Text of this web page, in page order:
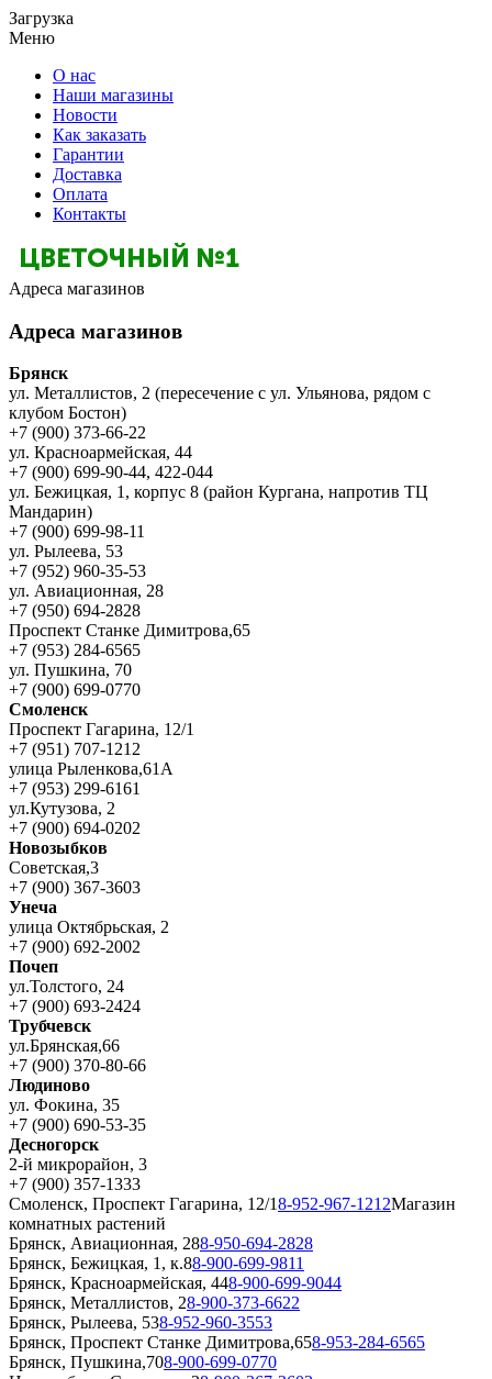
Загрузка
Меню
О нас
Наши магазины
Новости
Как заказать
Гарантии
Доставка
Оплата
Контакты
Адреса магазинов
Адреса магазинов
Брянск
ул. Металлистов, 2 (пересечение с ул. Ульянова, рядом с
клубом Бостон)
+7 (900) 373-66-22
ул. Красноармейская, 44
+7 (900) 699-90-44, 422-044
ул. Бежицкая, 1, корпус 8 (район Кургана, напротив ТЦ
Мандарин)
+7 (900) 699-98-11
ул. Рылеева, 53
+7 (952) 960-35-53
ул. Авиационная, 28
+7 (950) 694-2828
Проспект Станке Димитрова,65
+7 (953) 284-6565
ул. Пушкина, 70
+7 (900) 699-0770
Смоленск
Проспект Гагарина, 12/1
+7 (951) 707-1212
улица Рыленкова,61А
+7 (953) 299-6161
ул.Кутузова, 2
+7 (900) 694-0202
Новозыбков
Советская,3
+7 (900) 367-3603
Унеча
улица Октябрьская, 2
+7 (900) 692-2002
Почеп
ул.Толстого, 24
+7 (900) 693-2424
Трубчевск
ул.Брянская,66
+7 (900) 370-80-66
Людиново
ул. Фокина, 35
+7 (900) 690-53-35
Десногорск
2-й микрорайон, 3
+7 (900) 357-1333
Смоленск, Проспект Гагарина, 12/18-952-967-1212Магазин
комнатных растений
Брянск, Авиационная, 288-950-694-2828
Брянск, Бежицкая, 1, к.88-900-699-9811
Брянск, Красноармейская, 448-900-699-9044
Брянск, Металлистов, 28-900-373-6622
Брянск, Рылеева, 538-952-960-3553
Брянск, Проспект Станке Димитрова,658-953-284-6565
Брянск, Пушкина,708-900-699-0770